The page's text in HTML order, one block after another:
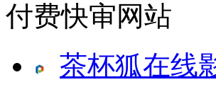
付费快审网站
茶杯狐在线